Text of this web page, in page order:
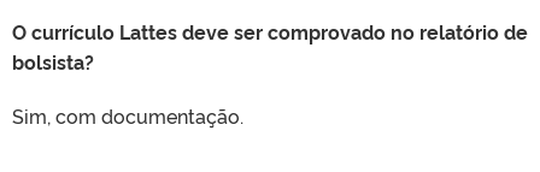
O currículo Lattes deve ser comprovado no relatório de
bolsista?
Sim, com documentação.